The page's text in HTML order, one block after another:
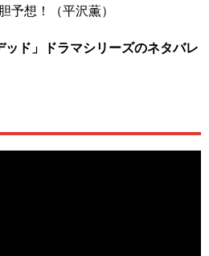
予想！（平沢薫）
ド」ドラマシリーズのネタバレ